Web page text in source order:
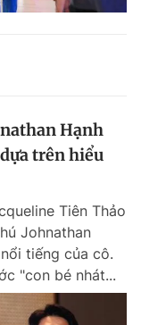
Hạnh
trên hiểu
Tiên Thảo
Johnathan
tiếng của cô.
"con bé nhát...